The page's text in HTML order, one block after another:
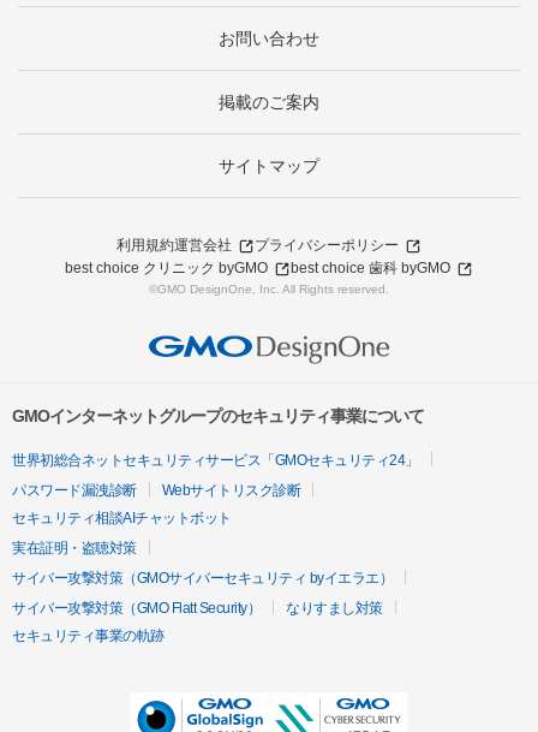
お問い合わせ
掲載のご案内
サイトマップ
利用規約運営会社
プライバシーポリシー
best choice クリニック byGMO
best choice 歯科 byGMO
©GMO DesignOne, Inc. All Rights reserved.
GMOインターネットグループのセキュリティ事業について
世界初総合ネットセキュリティサービス「GMOセキュリティ24」
パスワード漏洩診断
Webサイトリスク診断
セキュリティ相談AIチャットボット
実在証明・盗聴対策
サイバー攻撃対策（GMOサイバーセキュリティ byイエラエ）
サイバー攻撃対策（GMO Flatt Security）
なりすまし対策
セキュリティ事業の軌跡